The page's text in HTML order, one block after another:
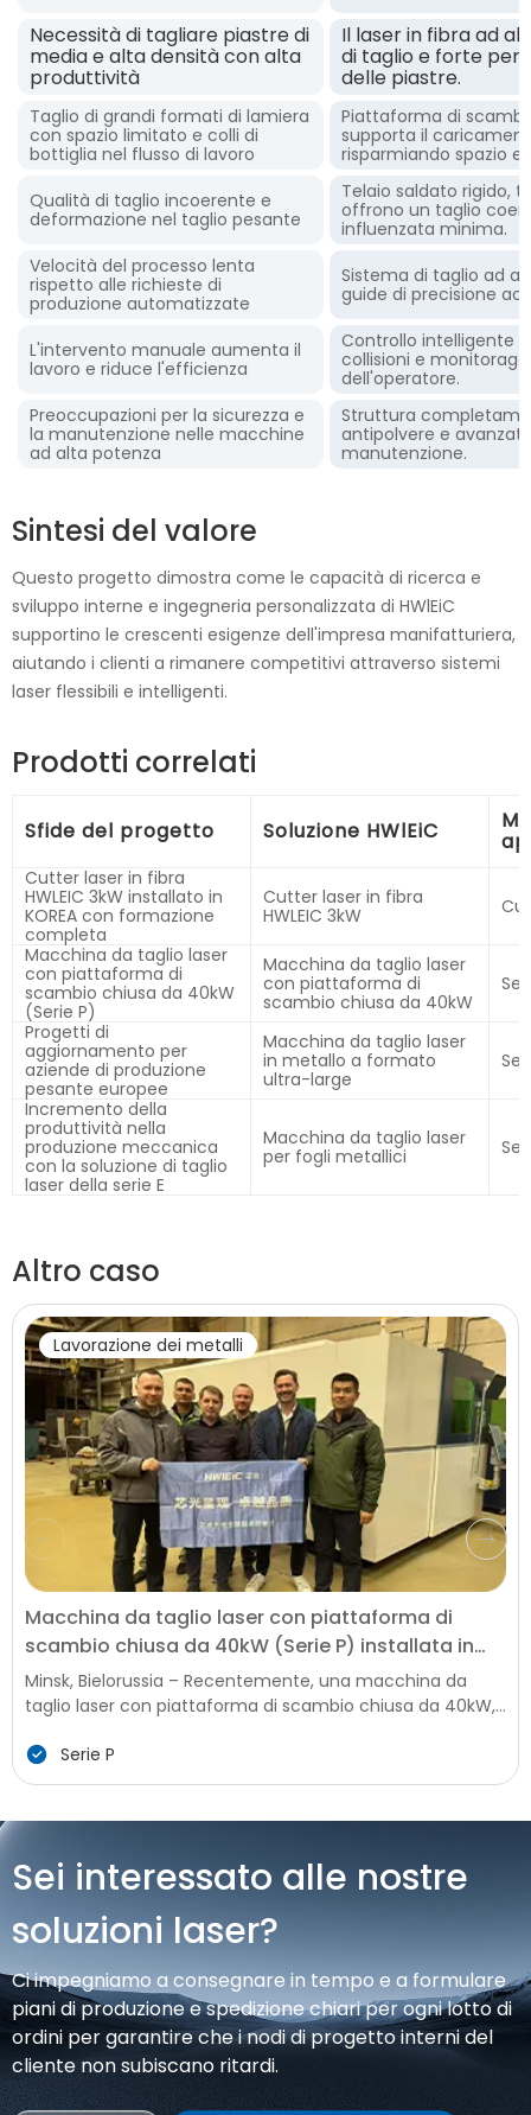
Necessità di tagliare piastre di
media e alta densità con alta
produttività
Il laser in fibra ad
di taglio e forte
delle piastre.
Taglio di grandi formati di lamiera
con spazio limitato e colli di
bottiglia nel flusso di lavoro
Piattaforma di
supporta il
risparmiando spazio
Qualità di taglio incoerente e
deformazione nel taglio pesante
Telaio saldato rigido,
offrono un taglio
influenzata minima.
Velocità del processo lenta
rispetto alle richieste di
produzione automatizzate
Sistema di taglio ad
guide di precisione
L'intervento manuale aumenta il
lavoro e riduce l'efficienza
Controllo intelligente
collisioni e
dell'operatore.
Preoccupazioni per la sicurezza e
la manutenzione nelle macchine
ad alta potenza
Struttura
antipolvere e
manutenzione.
Sintesi del valore
Questo progetto dimostra come le capacità di ricerca e
sviluppo interne e ingegneria personalizzata di HWlEiC
supportino le crescenti esigenze dell'impresa manifatturiera,
aiutando i clienti a rimanere competitivi attraverso sistemi
laser flessibili e intelligenti.
Prodotti correlati
Sfide del progetto Soluzione HWlEiC
Cutter laser in fibra
HWLEIC 3kW installato in
KOREA con formazione
completa
Cutter laser in fibra
HWLEIC 3kW
Macchina da taglio laser
con piattaforma di
scambio chiusa da 40kW
(Serie P)
Macchina da taglio laser
con piattaforma di
scambio chiusa da 40kW
Progetti di
aggiornamento per
aziende di produzione
pesante europee
Macchina da taglio laser
in metallo a formato
ultra-large
Incremento della
produttività nella
produzione meccanica
con la soluzione di taglio
laser della serie E
Macchina da taglio laser
per fogli metallici
Altro caso
Lavorazione dei metalli
Macchina da taglio laser con piattaforma di
scambio chiusa da 40kW (Serie P) installata in
Bielorussia, potenziando l'aggiornamento della
produzione locale
Minsk, Bielorussia – Recentemente, una macchina da
taglio laser con piattaforma di scambio chiusa da 40kW,
lavorazione dei metalli, è stata installata e messa in
funzione con successo presso un'importante impresa
capacità produttive avanzate, efficienti e precise
affrontando una forte domanda nel settore della
macchine agricole.
Serie P
Sei interessato alle nostre
soluzioni laser?
Ci impegniamo a consegnare in tempo e a formulare
piani di produzione e spedizione chiari per ogni lotto di
ordini per garantire che i nodi di progetto interni del
cliente non subiscano ritardi.